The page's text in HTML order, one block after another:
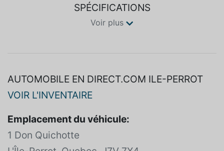
VOIR L'INVENTAIRE
Emplacement du véhicule: